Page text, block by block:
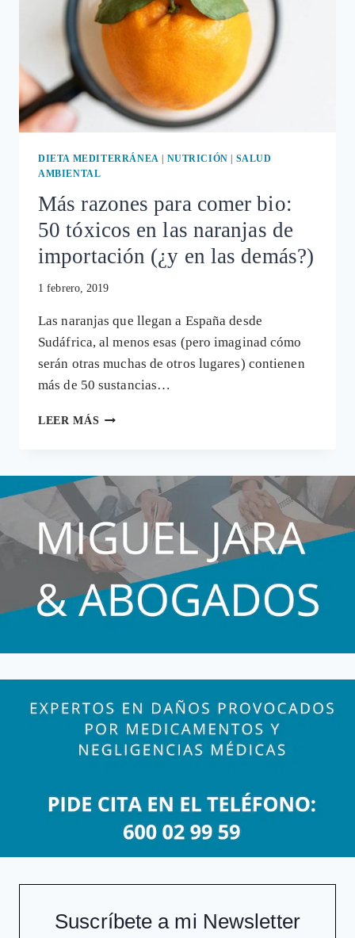
DIETA MEDITERRÁNEA | NUTRICIÓN | SALUD
AMBIENTAL
Más razones para comer bio:
50 tóxicos en las naranjas de
importación (¿y en las demás?)
1 febrero, 2019
Las naranjas que llegan a España desde
Sudáfrica, al menos esas (pero imaginad cómo
serán otras muchas de otros lugares) contienen
más de 50 sustancias…
LEER MÁS MÁS
BIO:
50
TÓXICOS
EN
LAS
NARANJAS
DE
IMPORTACIÓN
(¿Y
Suscríbete a mi Newsletter